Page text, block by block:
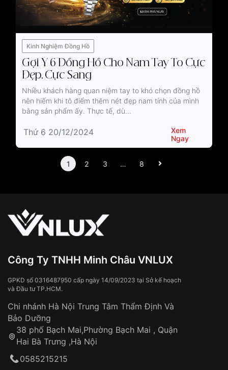
Kinh Nghiệm Đồng Hồ
Gợi Ý 6 Đồng Hồ Cho Nam Tay To Cực
Đẹp, Cực Sang
Nhiều khách hàng quan niệm tay to khó chọn đồng hồ
nên hiếm khi tô điểm thêm nét đẹp nam tính của mình
bằng sản phẩm ấy. Thực tế, dù...
Thứ 6 20/12/2024
Xem
Ngay
1 2 3 … 8
Công Ty TNHH Minh Châu VNLUX
GPKD số 0316487950 cấp ngày 14/09/2023 tại Sở kế hoạch
và Đầu tư TP.HCM.
Chi nhánh Hà Nội Trung Tâm Thẩm Định Và
Bảo Dưỡng
38 phố Bạch Mai,Phường Bạch Mai , Quận
Hai Bà Trưng ,Hà Nội
0585215215